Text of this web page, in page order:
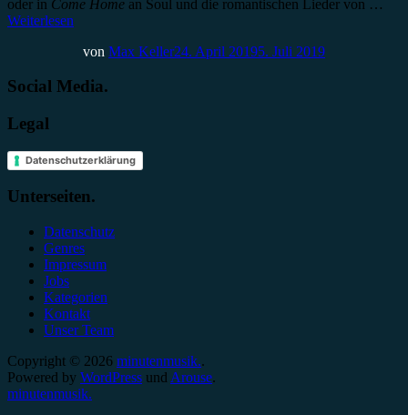
oder in Come Home an Soul und die romantischen Lieder von …
Weiterlesen
von Max Keller24. April 20195. Juli 2019
Social Media.
Legal
Datenschutzerklärung
Unterseiten.
Datenschutz
Genres
Impressum
Jobs
Kategorien
Kontakt
Unser Team
Copyright © 2026 minutenmusik..
Powered by WordPress und Arouse.
minutenmusik.